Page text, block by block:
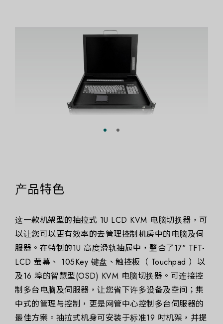
产品特色
这一款机架型的抽拉式 1U LCD KVM 电脑切换器，可
以让您可以更有效率的去管理控制机房中的电脑及伺
服器。在特制的1U 高度滑轨抽屉中，整合了17" TFT-
LCD 萤幕、 105Key 键盘、触控板（ Touchpad ）以
及16 埠的智慧型(OSD) KVM 电脑切换器。可连接控
制多台电脑及伺服器，让您省下许多设备及空间；集
中式的管理与控制，更是网管中心控制多台伺服器的
最佳方案。抽拉式机身可安装于标准19 吋机架，并提